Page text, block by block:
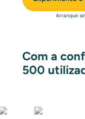
Arranque
Com a
500